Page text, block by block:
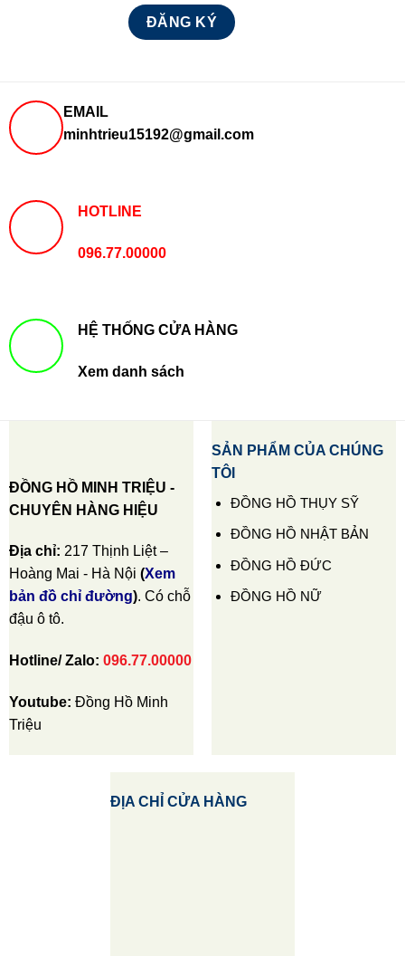
EMAIL
minhtrieu15192@gmail.com
HOTLINE
096.77.00000
HỆ THỐNG CỬA HÀNG
Xem danh sách
ĐỒNG HỒ MINH TRIỆU -
CHUYÊN HÀNG HIỆU
Địa chỉ: 217 Thịnh Liệt –
Hoàng Mai - Hà Nội (Xem
bản đồ chỉ đường). Có chỗ
đậu ô tô.
Hotline/ Zalo: 096.77.00000
Youtube: Đồng Hồ Minh
Triệu
SẢN PHẨM CỦA CHÚNG
TÔI
ĐỒNG HỒ THỤY SỸ
ĐỒNG HỒ NHẬT BẢN
ĐỒNG HỒ ĐỨC
ĐỒNG HỒ NỮ
ĐỊA CHỈ CỬA HÀNG